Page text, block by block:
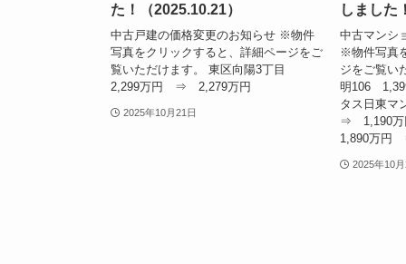
た！（2025.10.21）
中古戸建の価格変更のお知らせ ※物件
写真をクリックすると、詳細ページをご
覧いただけます。 東区向陽3丁目
2,299万円 ⇒ 2,279万円
2025年10月21日
しました
中古マンシ
※物件写真
ジをご覧い
明106
タス日東
⇒ 1,190万
1,890万円
2025年10